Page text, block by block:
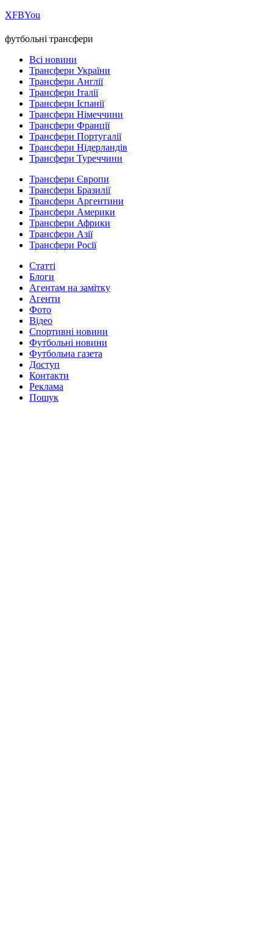
ХFBYou
футбольні трансфери
Всі новини
Трансфери України
Трансфери Англії
Трансфери Італії
Трансфери Іспанії
Трансфери Німеччини
Трансфери Франції
Трансфери Португалії
Трансфери Нідерландів
Трансфери Туреччини
Трансфери Європи
Трансфери Бразилії
Трансфери Аргентини
Трансфери Америки
Трансфери Африки
Трансфери Азії
Трансфери Росії
Статті
Блоги
Агентам на замітку
Агенти
Фото
Відео
Спортивні новини
Футбольні новини
Футбольна газета
Доступ
Контакти
Реклама
Пошук